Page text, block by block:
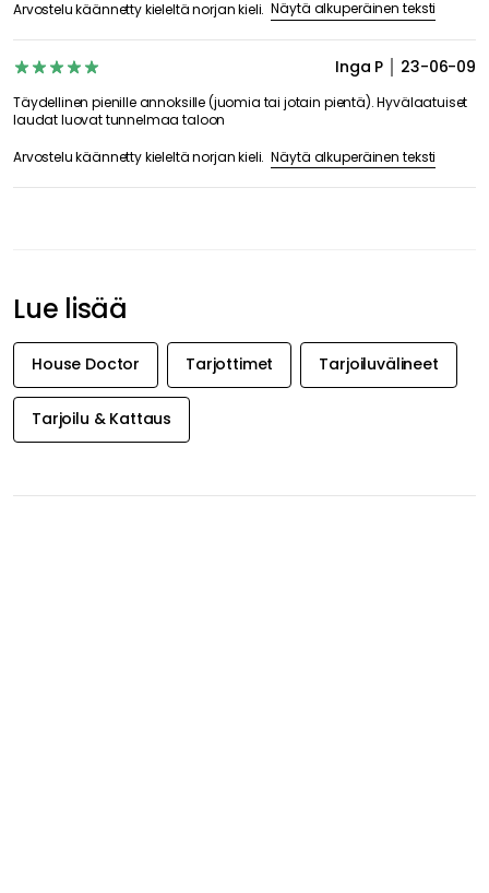
Arvostelu käännetty kieleltä norjan kieli. Näytä alkuperäinen teksti
Inga P 23-06-09
Täydellinen pienille annoksille (juomia tai jotain pientä). Hyvälaatuiset
laudat luovat tunnelmaa taloon
Arvostelu käännetty kieleltä norjan kieli. Näytä alkuperäinen teksti
Lue lisää
House Doctor Tarjottimet Tarjoiluvälineet
Tarjoilu & Kattaus